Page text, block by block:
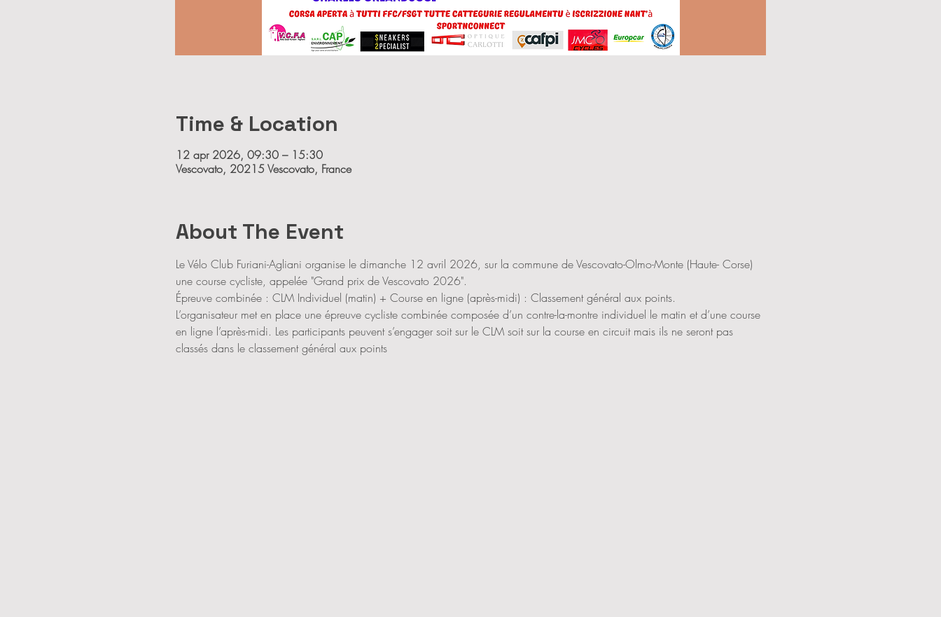
Time & Location
12 apr 2026, 09:30 – 15:30
Vescovato, 20215 Vescovato, France
About The Event
Le Vélo Club Furiani-Agliani organise le dimanche 12 avril 2026, sur la commune de Vescovato-Olmo-Monte (Haute- Corse)
une course cycliste, appelée "Grand prix de Vescovato 2026".
Épreuve combinée : CLM Individuel (matin) + Course en ligne (après-midi) : Classement général aux points.
L’organisateur met en place une épreuve cycliste combinée composée d’un contre-la-montre individuel le matin et d’une course
en ligne l’après-midi. Les participants peuvent s’engager soit sur le CLM soit sur la course en circuit mais ils ne seront pas
classés dans le classement général aux points